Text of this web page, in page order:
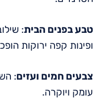
טבע בפנים הבית:
ופינות קפה ירוקות
צבעים חמים ועזים:
עומק ויוקרה.